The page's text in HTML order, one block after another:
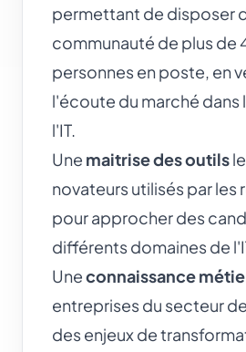
permettant de disposer
communauté de plus de
personnes en poste, en
l'écoute du marché dans
l'IT.
Une maitrise des outils
novateurs utilisés par les
pour approcher des
différents domaines de
Uneconnaissance
entreprises du secteur
des enjeux de